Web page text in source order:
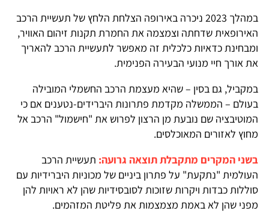
במהלך 2023 ניכרה באירופה הצלחת הלחץ של תעשיית הרכב
האירופאית שדחתה וצמצמה את החמרת תקנות זיהום האוויר,
ומבחינת כדאיות כלכלית זה מאפשר לתעשיית הרכב להאריך
את אורך חיי מנועי הבעירה הפנימית.
במקביל, גם בסין – שהיא מעצמת הרכב החשמלי המובילה
בעולם – הממשלה מקדמת פתרונות היברידים-נטענים אם כי
המוטיבציה שם נובעת מן הרצון לפרוש את "חישמול" הרכב אל
מחוץ לאזורים המאוכלסים.
בשני המקרים מתקבלת תוצאה גרועה: תעשיית הרכב
העולמית "נתקעת" על פתרון ביניים של מכוניות היברידיות עם
סוללות כבדות ויקרות שזוכות לסובסידיות שהן לא ראויות להן
מפני שהן לא באמת מצמצמות את פליטת המזהמים.